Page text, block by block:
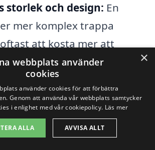
storlek och design: En
mer komplex trappa
att kosta mer att
än en enklare trappa.
Om du väljer att
trappen, eller bara
ytor som slipning och
kommer detta att påverka
×
webbplats använder
cookies
använder cookies för att förbättra
Genom att använda vår webbplats samtycker
i enlighet med vår cookiepolicy. Läs mer
ALLA AVVISA ALLT